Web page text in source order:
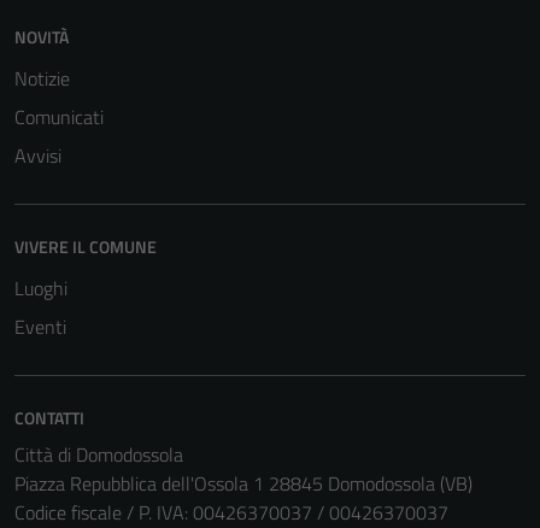
NOVITÀ
Notizie
Comunicati
Avvisi
VIVERE IL COMUNE
Luoghi
Eventi
CONTATTI
Città di Domodossola
Piazza Repubblica dell'Ossola 1 28845 Domodossola (VB)
Codice fiscale / P. IVA: 00426370037 / 00426370037
Questi cookie